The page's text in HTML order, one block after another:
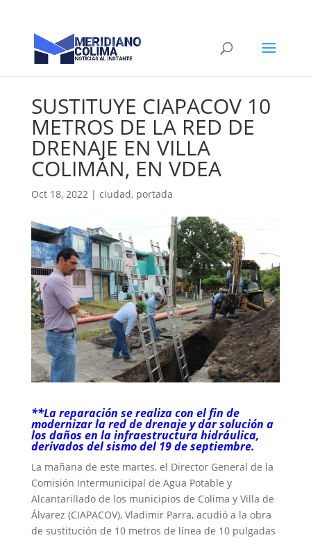
SUSTITUYE CIAPACOV 10
METROS DE LA RED DE
DRENAJE EN VILLA
COLIMÁN, EN VDEA
Oct 18, 2022| ciudad, portada
**La reparación se realiza con el fin de
modernizar la red de drenaje y dar solución a
los daños en la infraestructura hidráulica,
derivados del sismo del 19 de septiembre.
La mañana de este martes, el Director General de la
Comisión Intermunicipal de Agua Potable y
Alcantarillado de los municipios de Colima y Villa de
Álvarez (CIAPACOV), Vladimir Parra, acudió a la obra
de sustitución de 10 metros de línea de 10 pulgadas